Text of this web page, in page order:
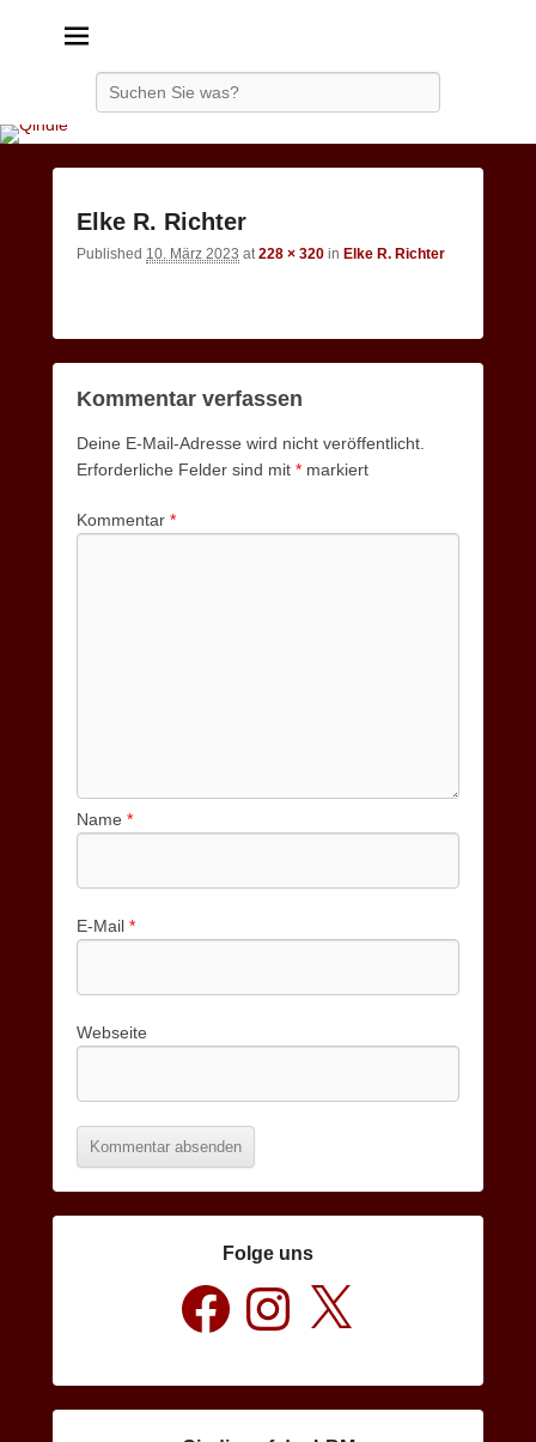
Elke R. Richter
Published 10. März 2023 at228 × 320 in Elke R. Richter
Kommentar verfassen
Deine E-Mail-Adresse wird nicht veröffentlicht.
Erforderliche Felder sind mit * markiert
Kommentar *
Name *
E-Mail *
Webseite
Folge uns
Facebook Instagram